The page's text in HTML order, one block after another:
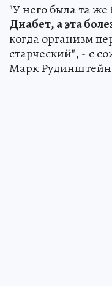
"У него была та же
Диабет, а эта
когда организм
старческий", - с
Марк